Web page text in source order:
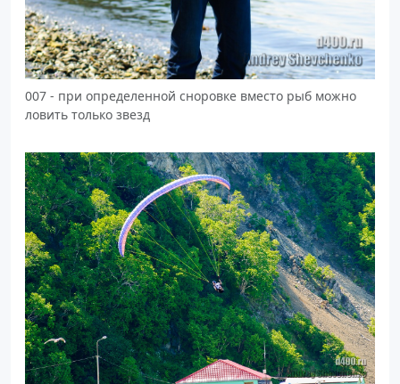
007 - при определенной сноровке вместо рыб можно
ловить только звезд